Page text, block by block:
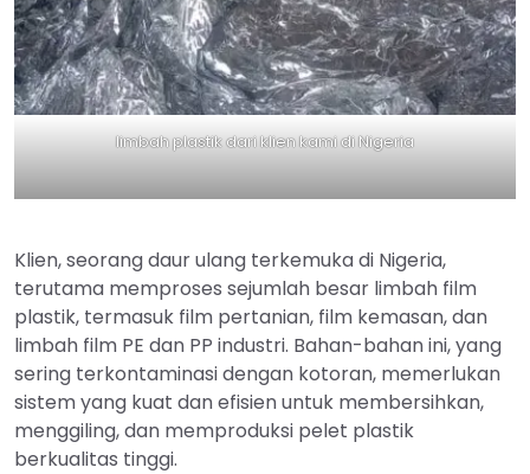
limbah plastik dari klien kami di Nigeria
Klien, seorang daur ulang terkemuka di Nigeria,
terutama memproses sejumlah besar limbah film
plastik, termasuk film pertanian, film kemasan, dan
limbah film PE dan PP industri. Bahan-bahan ini, yang
sering terkontaminasi dengan kotoran, memerlukan
sistem yang kuat dan efisien untuk membersihkan,
menggiling, dan memproduksi pelet plastik
berkualitas tinggi.